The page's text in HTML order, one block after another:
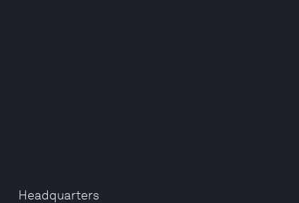
Headquarters